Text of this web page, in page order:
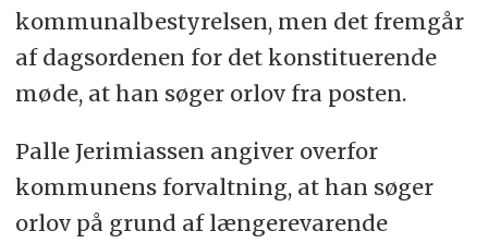
kommunalbestyrelsen, men det fremgår
af dagsordenen for det konstituerende
møde, at han søger orlov fra posten.
Palle Jerimiassen angiver overfor
kommunens forvaltning, at han søger
orlov på grund af længerevarende